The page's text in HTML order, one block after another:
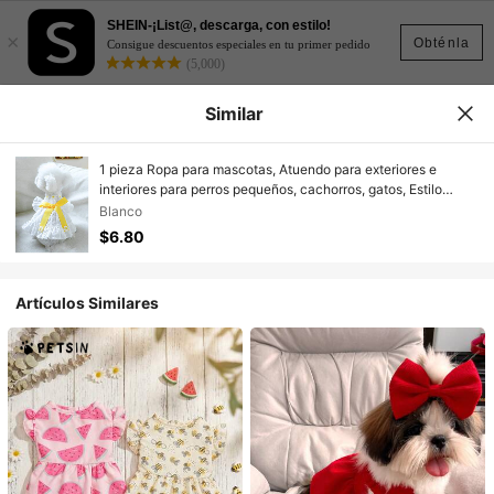
Obténla
×
SHEIN-¡List@, descarga, con estilo!
Consigue descuentos especiales en tu primer pedido
(5,000)
Similar
1 pieza Ropa para mascotas, Atuendo para exteriores e
interiores para perros pequeños, cachorros, gatos, Estilo
europeo y coreano Vestido casual nuevo con margaritas
Blanco
$6.80
Artículos Similares